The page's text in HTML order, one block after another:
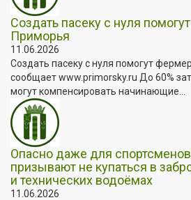
Создать пасеку с нуля
Приморья
11.06.2026
Создать пасеку с нуля помогут
сообщает www.primorsky.ru До 60%
могут компенсировать начинающие...
Опасно даже для
призывают не купаться в
и технических водоёмах
11.06.2026